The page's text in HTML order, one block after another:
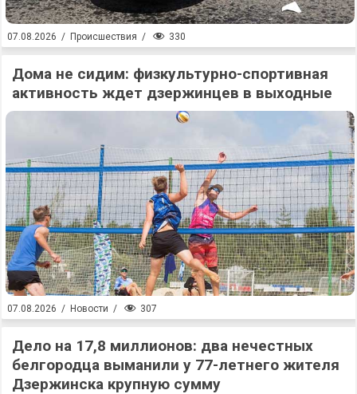
07.08.2026 / Происшествия / 330
Дома не сидим: физкультурно-спортивная
активность ждет дзержинцев в выходные
07.08.2026 / Новости / 307
Дело на 17,8 миллионов: два нечестных
белгородца выманили у 77-летнего жителя
Дзержинска крупную сумму